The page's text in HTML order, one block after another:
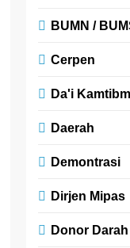
BUMN /
Cerpen
Da'i
Daerah
Demontrasi
Dirjen Mipas
Donor Darah